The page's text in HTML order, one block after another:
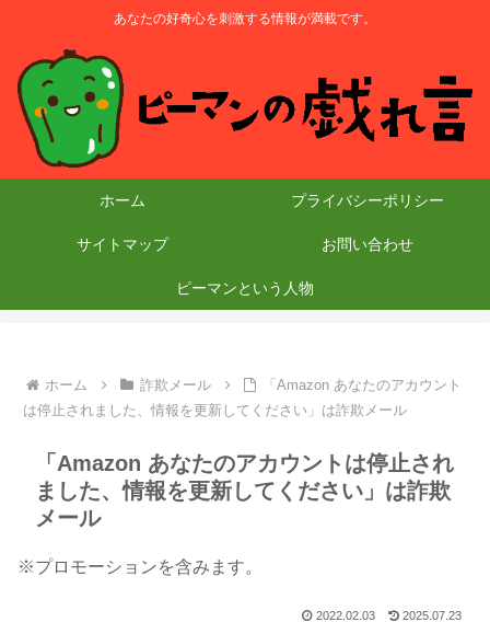
あなたの好奇心を刺激する情報が満載です。
ホーム プライバシーポリシー
サイトマップ お問い合わせ
ピーマンという人物
ホーム 詐欺メール
「Amazon あなたのアカウント
は停止されました、情報を更新してください」は詐欺メール
「Amazon あなたのアカウントは停止され
ました、情報を更新してください」は詐欺
メール
※プロモーションを含みます。
2022.02.03 2025.07.23